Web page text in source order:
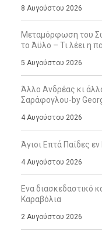
8 Αυγούστου 2026
Μεταμόρφωση του
το Άϋλο – Τι λέει η
5 Αυγούστου 2026
Άλλο Ανδρέας κι
Σαράφογλου-by
4 Αυγούστου 2026
Άγιοι Επτά Παίδες
4 Αυγούστου 2026
Ενα διασκεδαστικό
Καραβόλια
2 Αυγούστου 2026